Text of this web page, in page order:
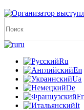
ru
Ru
En
Ua
De
Fr
It